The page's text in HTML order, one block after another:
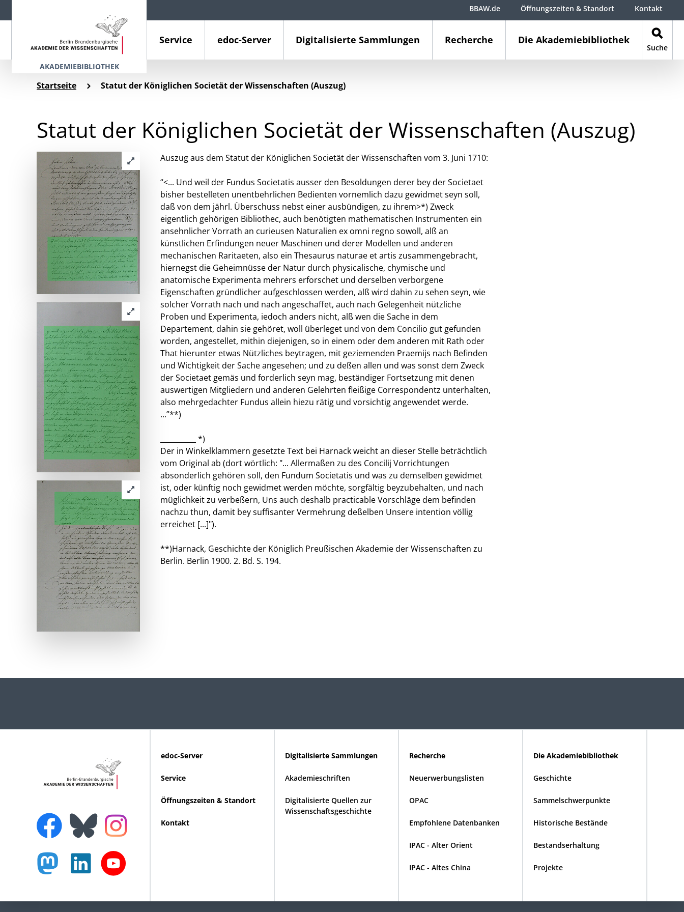
AKADEMIEBIBLIOTHEK
Service edoc-Server Digitalisierte Sammlungen Recherche Die Akademiebibliothek
Suche
BBAW.de Öffnungszeiten & Standort Kontakt
Startseite Statut der Königlichen Societät der Wissenschaften (Auszug)
Statut der Königlichen Societät der Wissenschaften (Auszug)
Auszug aus dem Statut der Königlichen Societät der Wissenschaften vom 3. Juni 1710:
“<... Und weil der Fundus Societatis ausser den Besoldungen derer bey der Societaet
bisher bestelleten unentbehrlichen Bedienten vornemlich dazu gewidmet seyn soll,
daß von dem jährl. Überschuss nebst einer ausbündigen, zu ihrem>*) Zweck
eigentlich gehörigen Bibliothec, auch benötigten mathematischen Instrumenten ein
ansehnlicher Vorrath an curieusen Naturalien ex omni regno sowoll, alß an
künstlichen Erfindungen neuer Maschinen und derer Modellen und anderen
mechanischen Raritaeten, also ein Thesaurus naturae et artis zusammengebracht,
hiernegst die Geheimnüsse der Natur durch physicalische, chymische und
anatomische Experimenta mehrers erforschet und derselben verborgene
Eigenschaften gründlicher aufgeschlossen werden, alß wird dahin zu sehen seyn, wie
solcher Vorrath nach und nach angeschaffet, auch nach Gelegenheit nützliche
Proben und Experimenta, iedoch anders nicht, alß wen die Sache in dem
Departement, dahin sie gehöret, woll überleget und von dem Concilio gut gefunden
worden, angestellet, mithin diejenigen, so in einem oder dem anderen mit Rath oder
That hierunter etwas Nützliches beytragen, mit geziemenden Praemijs nach Befinden
und Wichtigkeit der Sache angesehen; und zu deßen allen und was sonst dem Zweck
der Societaet gemäs und forderlich seyn mag, beständiger Fortsetzung mit denen
auswertigen Mitgliedern und anderen Gelehrten fleißige Correspondentz unterhalten,
also mehrgedachter Fundus allein hiezu rätig und vorsichtig angewendet werde.
...”**)
__________ *)
Der in Winkelklammern gesetzte Text bei Harnack weicht an dieser Stelle beträchtlich
vom Original ab (dort wörtlich: "... Allermaßen zu des Concilij Vorrichtungen
absonderlich gehören soll, den Fundum Societatis und was zu demselben gewidmet
ist, oder künftig noch gewidmet werden möchte, sorgfältig beyzubehalten, und nach
müglichkeit zu verbeßern, Uns auch deshalb practicable Vorschläge dem befinden
nachzu thun, damit bey suffisanter Vermehrung deßelben Unsere intention völlig
erreichet [...]").
**)Harnack, Geschichte der Königlich Preußischen Akademie der Wissenschaften zu
Berlin. Berlin 1900. 2. Bd. S. 194.
edoc-Server
Service
Öffnungszeiten & Standort
Kontakt
Digitalisierte Sammlungen
Akademieschriften
Digitalisierte Quellen zur
Wissenschaftsgeschichte
Recherche
Neuerwerbungslisten
OPAC
Empfohlene Datenbanken
IPAC - Alter Orient
IPAC - Altes China
Die Akademiebibliothek
Geschichte
Sammelschwerpunkte
Historische Bestände
Bestandserhaltung
Projekte